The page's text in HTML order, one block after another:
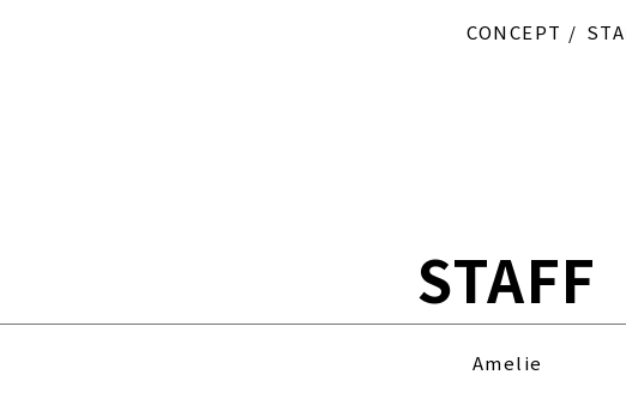
CONCEPT
STAFF
Amelie